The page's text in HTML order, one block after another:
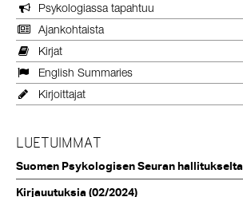
Psykologiassa tapahtuu
Ajankohtaista
Kirjat
English Summaries
Kirjoittajat
LUETUIMMAT
Suomen Psykologisen Seuran hallitukselta
Kirjauutuksia (02/2024)